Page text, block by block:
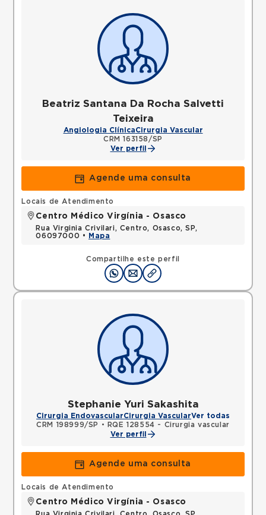
Beatriz Santana Da Rocha Salvetti
Teixeira
Angiologia ClínicaCirurgia Vascular
CRM 163158/SP
Ver perfil
Agende uma consulta
Compartilhe este perfil
Locais de Atendimento
Centro Médico Virgínia - Osasco
Rua Virginia Crivilari, Centro, Osasco, SP,
06097000 •
Mapa
Stephanie Yuri Sakashita
Cirurgia EndovascularCirurgia VascularVer todas
CRM 198999/SP
•
RQE 128554 - Cirurgia vascular
Ver perfil
Agende uma consulta
Locais de Atendimento
Centro Médico Virgínia - Osasco